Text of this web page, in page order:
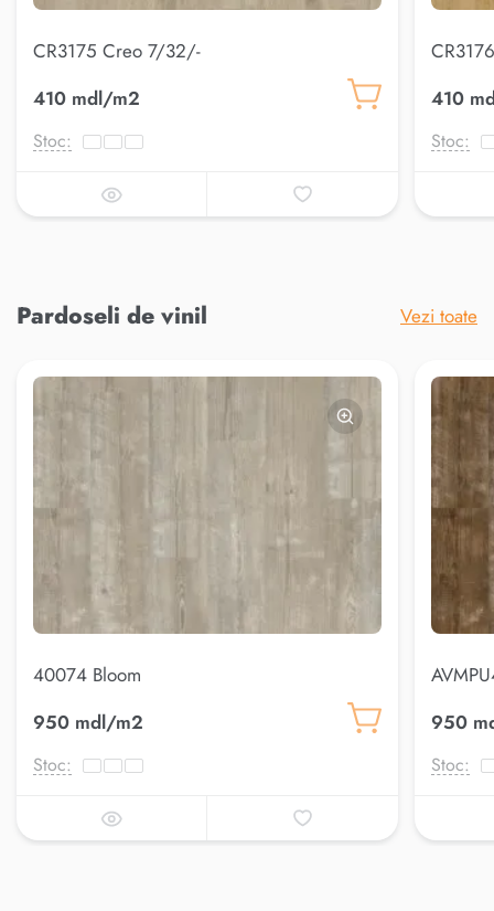
CR3175 Creo 7/32/-
410 mdl/m2
Stoc:
410
Stoc:
Pardoseli de vinil Vezi toate
40074 Bloom
950 mdl/m2
Stoc:
950
Stoc: